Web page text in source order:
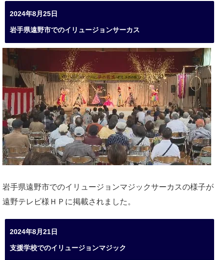
2024年8月25日
岩手県遠野市でのイリュージョンサーカス
岩手県遠野市でのイリュージョンマジックサーカスの様子が
遠野テレビ様ＨＰに掲載されました。
2024年8月21日
支援学校でのイリュージョンマジック